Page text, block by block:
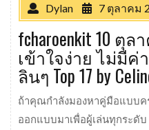
Dylan 7 ตุลาคม
fcharoenkit 10 ตุล
เข้าใจง่าย ไม่มีค่
ลินๆ Top 17 by
ถ้าคุณกำลังมองหาคู่มือแบบค
ออกแบบมาเพื่อผู้เล่นทุกระดั